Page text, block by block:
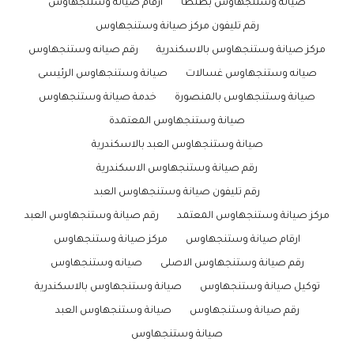
صيانة وستنجهاوس بطنطا ارقام صيانه وستنجهاوس
رقم تليفون مركز صيانة وستنجهاوس
مركز صيانة وستنجهاوس بالاسكندرية رقم صيانه وستنجهاوس
صيانه وستنجهاوس غسالات صيانة وستنجهاوس الرئيسى
صيانة وستنجهاوس بالمنصورة خدمة صيانة وستنجهاوس
صيانة وستنجهاوس المعتمدة
صيانة وستنجهاوس العبد بالاسكندرية
رقم صيانة وستنجهاوس الاسكندرية
رقم تليفون صيانة وستنجهاوس العبد
مركز صيانة وستنجهاوس المعتمد رقم صيانة وستنجهاوس العبد
ارقام صيانة وستنجهاوس مركز صيانة وستنجهاوس
رقم صيانة وستنجهاوس الاصلى صيانه وستنجهاوس
توكيل صيانة وستنجهاوس صيانة وستنجهاوس بالاسكندرية
رقم صيانة وستنجهاوس صيانة وستنجهاوس العبد
صيانة وستنجهاوس